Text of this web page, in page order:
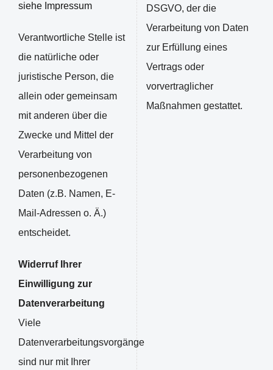
siehe Impressum
Verantwortliche Stelle ist
die natürliche oder
juristische Person, die
allein oder gemeinsam
mit anderen über die
Zwecke und Mittel der
Verarbeitung von
personenbezogenen
Daten (z.B. Namen, E-
Mail-Adressen o. Ä.)
entscheidet.
Widerruf Ihrer
Einwilligung zur
Datenverarbeitung
Viele
Datenverarbeitungsvorgänge
sind nur mit Ihrer
DSGVO, der die
Verarbeitung von Daten
zur Erfüllung eines
Vertrags oder
vorvertraglicher
Maßnahmen gestattet.